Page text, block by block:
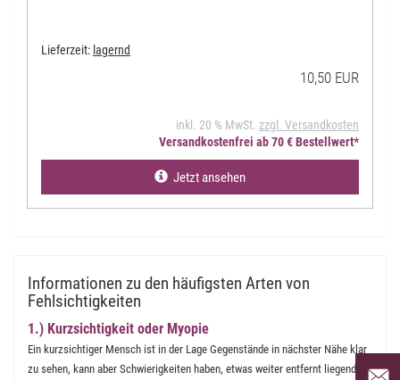
Lieferzeit: lagernd
10,50 EUR
inkl. 20 % MwSt. zzgl. Versandkosten
Versandkostenfrei ab 70 € Bestellwert*
Jetzt ansehen
Informationen zu den häufigsten Arten von
Fehlsichtigkeiten
1.) Kurzsichtigkeit oder Myopie
Ein kurzsichtiger Mensch ist in der Lage Gegenstände in nächster Nähe klar
zu sehen, kann aber Schwierigkeiten haben, etwas weiter entfernt liegende
Per